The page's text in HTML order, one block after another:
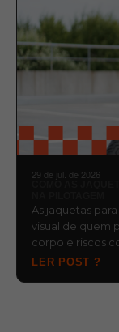
29 de jul. de 2026
As jaquetas
visual de quem
corpo e riscos
LER POST ?